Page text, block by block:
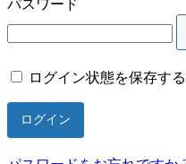
パスワード
ログイン状態を保存する